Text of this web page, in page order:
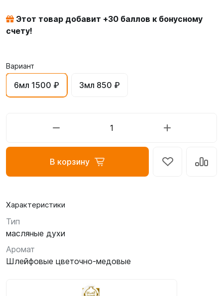
Этот товар добавит +30 баллов к бонусному
счету!
Вариант
6мл 1500 ₽ 3мл 850 ₽
В корзину
Характеристики
Тип
масляные духи
Аромат
Шлейфовые цветочно-медовые